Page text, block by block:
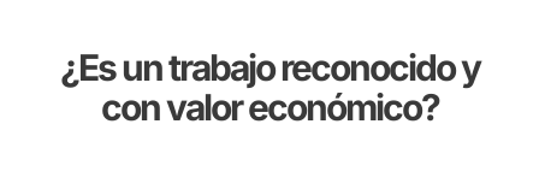
¿Es un trabajo reconocido y
con valor económico?